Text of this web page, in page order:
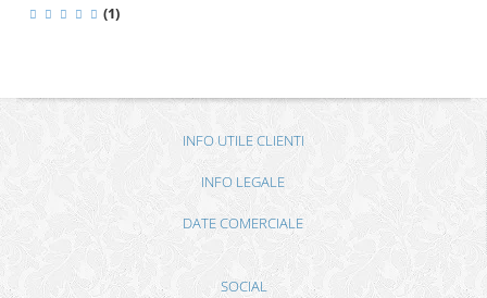
(1)
INFO UTILE CLIENTI
INFO LEGALE
DATE COMERCIALE
SOCIAL